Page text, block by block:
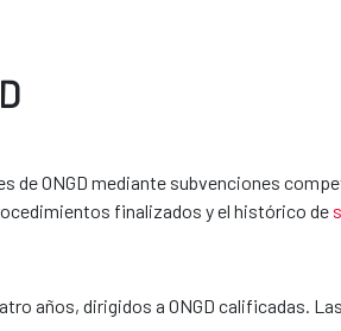
de ONGD mediante subvenciones
finalizados y el histórico de
años, dirigidos a ONGD calificadas.